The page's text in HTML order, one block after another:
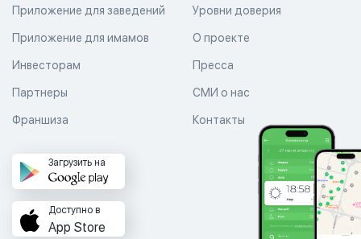
Уровни доверия
Приложение для заведений
Приложение для имамов О проекте
Пресса
СМИ о нас
Контакты
Инвесторам
Партнеры
Франшиза
Загрузить на
Доступно в
App Store